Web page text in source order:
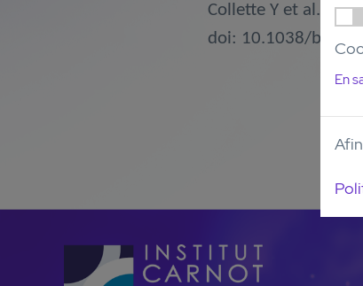
Collette Y et al.
doi: 10.1038/
En